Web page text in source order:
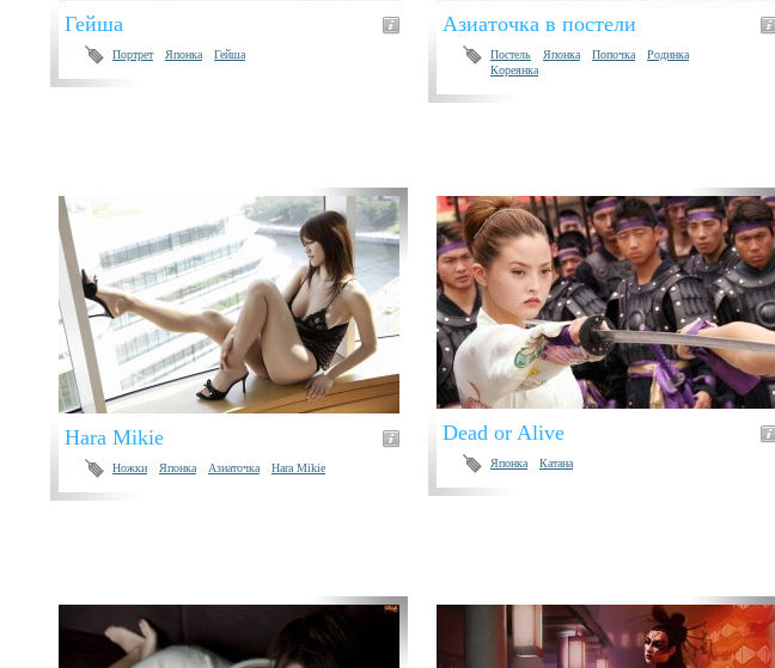
Гейша
Портрет Японка Гейша
Азиаточка в постели
Постель Японка Попочка
Родинка
Кореянка
Hara Mikie
Ножки Японка Азиаточка Hara Mikie
Dead or Alive
Японка Катана